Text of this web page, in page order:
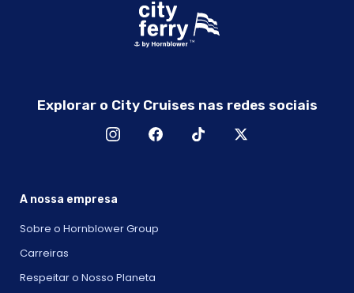
Explorar o City Cruises nas redes sociais
A nossa empresa
Sobre o Hornblower Group
Carreiras
Respeitar o Nosso Planeta